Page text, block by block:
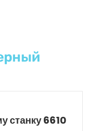
станку 6610